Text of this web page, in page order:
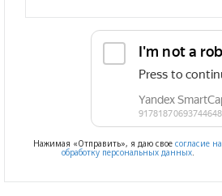
Нажимая «Отправить», я даю свое согласие на
обработку персональных данных.